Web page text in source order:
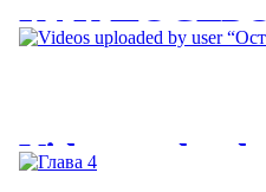
КАК
ОТДЕЛКИ
Videos